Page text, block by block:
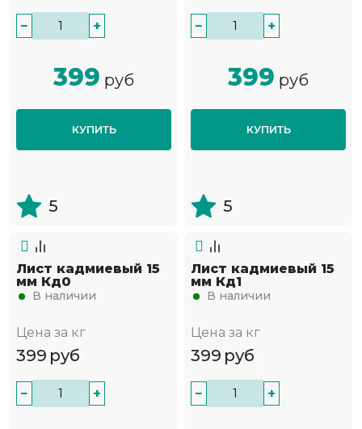
− +
399 руб
КУПИТЬ
5
− +
399 руб
КУПИТЬ
5
Лист кадмиевый 15
мм Кд0
В наличии
Цена за кг
399 руб
− +
Лист кадмиевый 15
мм Кд1
В наличии
Цена за кг
399 руб
− +